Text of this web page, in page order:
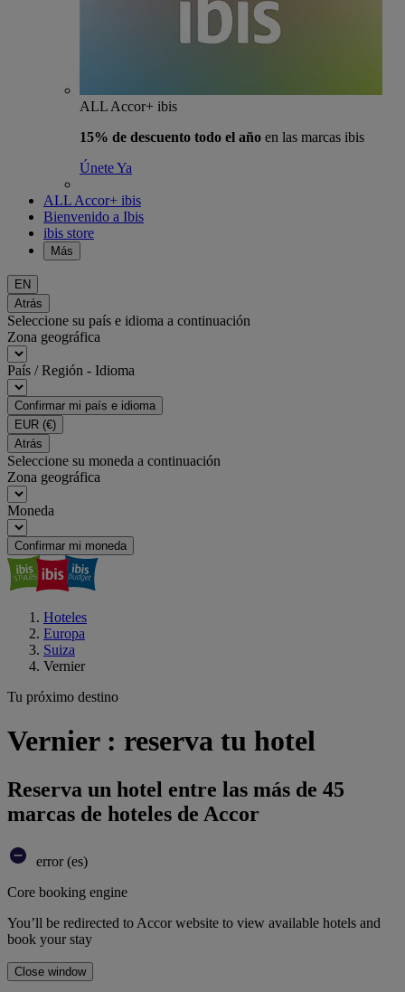
ALL Accor+ ibis
15% de descuento todo el año en las marcas ibis
Únete Ya
ALL Accor+ ibis
Bienvenido a Ibis
ibis store
Más
EN
Atrás
Seleccione su país e idioma a continuación
Zona geográfica
País / Región - Idioma
Confirmar mi país e idioma
EUR (€)
Atrás
Seleccione su moneda a continuación
Zona geográfica
Moneda
Confirmar mi moneda
Hoteles
Europa
Suiza
Vernier
Tu próximo destino
Vernier : reserva tu hotel
Reserva un hotel entre las más de 45
marcas de hoteles de Accor
error (es)
Core booking engine
You’ll be redirected to Accor website to view available hotels and
book your stay
Close window